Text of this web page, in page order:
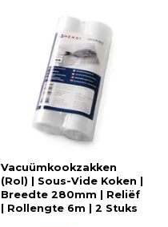
Vacuümkookzakken
(Rol) | Sous-Vide Koken |
Breedte 280mm | Reliëf
| Rollengte 6m | 2 Stuks